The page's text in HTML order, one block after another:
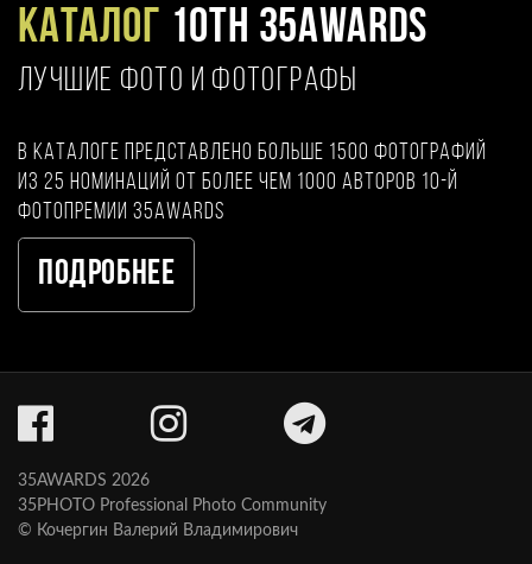
Каталог 10TH 35AWARDS
ЛУЧШИЕ ФОТО И ФОТОГРАФЫ
В каталоге представлено больше 1500 фотографий
из 25 номинаций от более чем 1000 авторов 10-й
фотопремии 35AWARDS
Подробнее
35AWARDS 2026
35PHOTO Professional Photo Community
© Кочергин Валерий Владимирович